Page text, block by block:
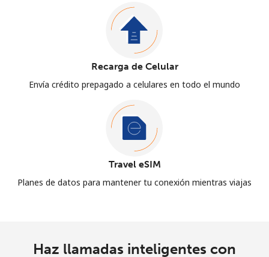
Recarga de Celular
Envía crédito prepagado a celulares en todo el mundo
Travel eSIM
Planes de datos para mantener tu conexión mientras viajas
Haz llamadas inteligentes con